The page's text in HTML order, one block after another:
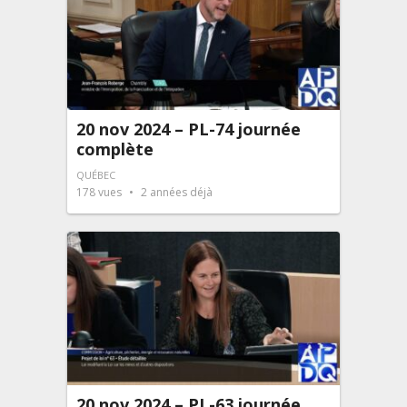
20 nov 2024 – PL-74 journée
complète
QUÉBEC
178vues 2 années déjà